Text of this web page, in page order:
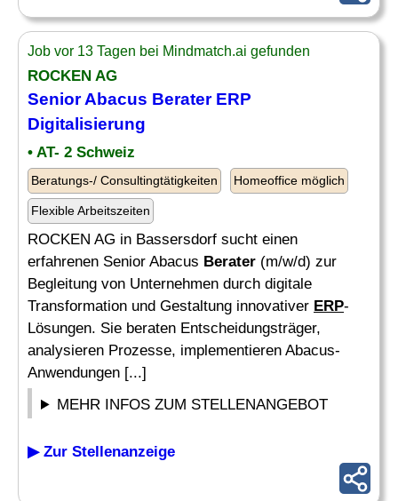
Job vor 13 Tagen bei Mindmatch.ai gefunden
ROCKEN AG
Senior Abacus Berater ERP
Digitalisierung
• AT- 2 Schweiz
Beratungs-/ Consultingtätigkeiten Homeoffice möglich
Flexible Arbeitszeiten
ROCKEN AG in Bassersdorf sucht einen
erfahrenen Senior Abacus Berater (m/w/d) zur
Begleitung von Unternehmen durch digitale
Transformation und Gestaltung innovativer ERP-
Lösungen. Sie beraten Entscheidungsträger,
analysieren Prozesse, implementieren Abacus-
Anwendungen [...]
MEHR INFOS ZUM STELLENANGEBOT
▶ Zur Stellenanzeige